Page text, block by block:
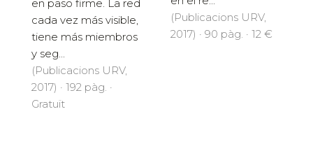
en paso firme. La red
cada vez más visible,
tiene más miembros
y seg...
(Publicacions URV,
2017) · 192 pàg. ·
Gratuït
(Publicacions URV,
2017) · 90 pàg. · 12 €